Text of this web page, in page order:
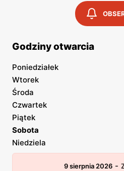
Godziny otwarcia
Poniedziałek
Wtorek
Środa
Czwartek
Piątek
Sobota
Niedziela
9 sierpnia 2026 -